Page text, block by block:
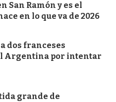
San Ramón y es el
en lo que va de 2026
dos franceses
Argentina por intentar
grande de